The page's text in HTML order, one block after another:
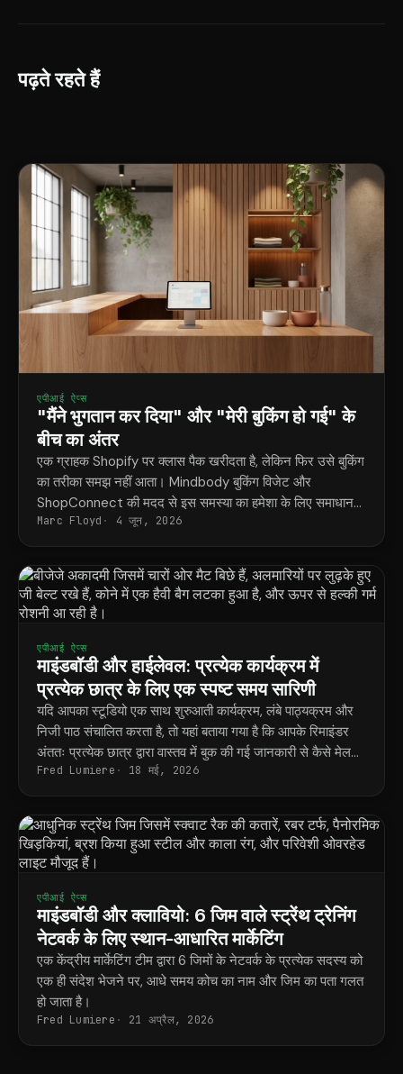
पढ़ते रहते हैं
एपीआई ऐप्स
"मैंने भुगतान कर दिया" और "मेरी बुकिंग हो गई" के
बीच का अंतर
एक ग्राहक Shopify पर क्लास पैक खरीदता है, लेकिन फिर उसे बुकिंग
का तरीका समझ नहीं आता। Mindbody बुकिंग विजेट और
ShopConnect की मदद से इस समस्या का हमेशा के लिए समाधान
मिल जाता है।
Marc Floyd 4 जून, 2026
एपीआई ऐप्स
माइंडबॉडी और हाईलेवल: प्रत्येक कार्यक्रम में
प्रत्येक छात्र के लिए एक स्पष्ट समय सारिणी
यदि आपका स्टूडियो एक साथ शुरुआती कार्यक्रम, लंबे पाठ्यक्रम और
निजी पाठ संचालित करता है, तो यहां बताया गया है कि आपके रिमाइंडर
अंततः प्रत्येक छात्र द्वारा वास्तव में बुक की गई जानकारी से कैसे मेल
खाते हैं।
Fred Lumiere 18 मई, 2026
एपीआई ऐप्स
माइंडबॉडी और क्लावियो: 6 जिम वाले स्ट्रेंथ ट्रेनिंग
नेटवर्क के लिए स्थान-आधारित मार्केटिंग
एक केंद्रीय मार्केटिंग टीम द्वारा 6 जिमों के नेटवर्क के प्रत्येक सदस्य को
एक ही संदेश भेजने पर, आधे समय कोच का नाम और जिम का पता गलत
हो जाता है।
Fred Lumiere 21 अप्रैल, 2026